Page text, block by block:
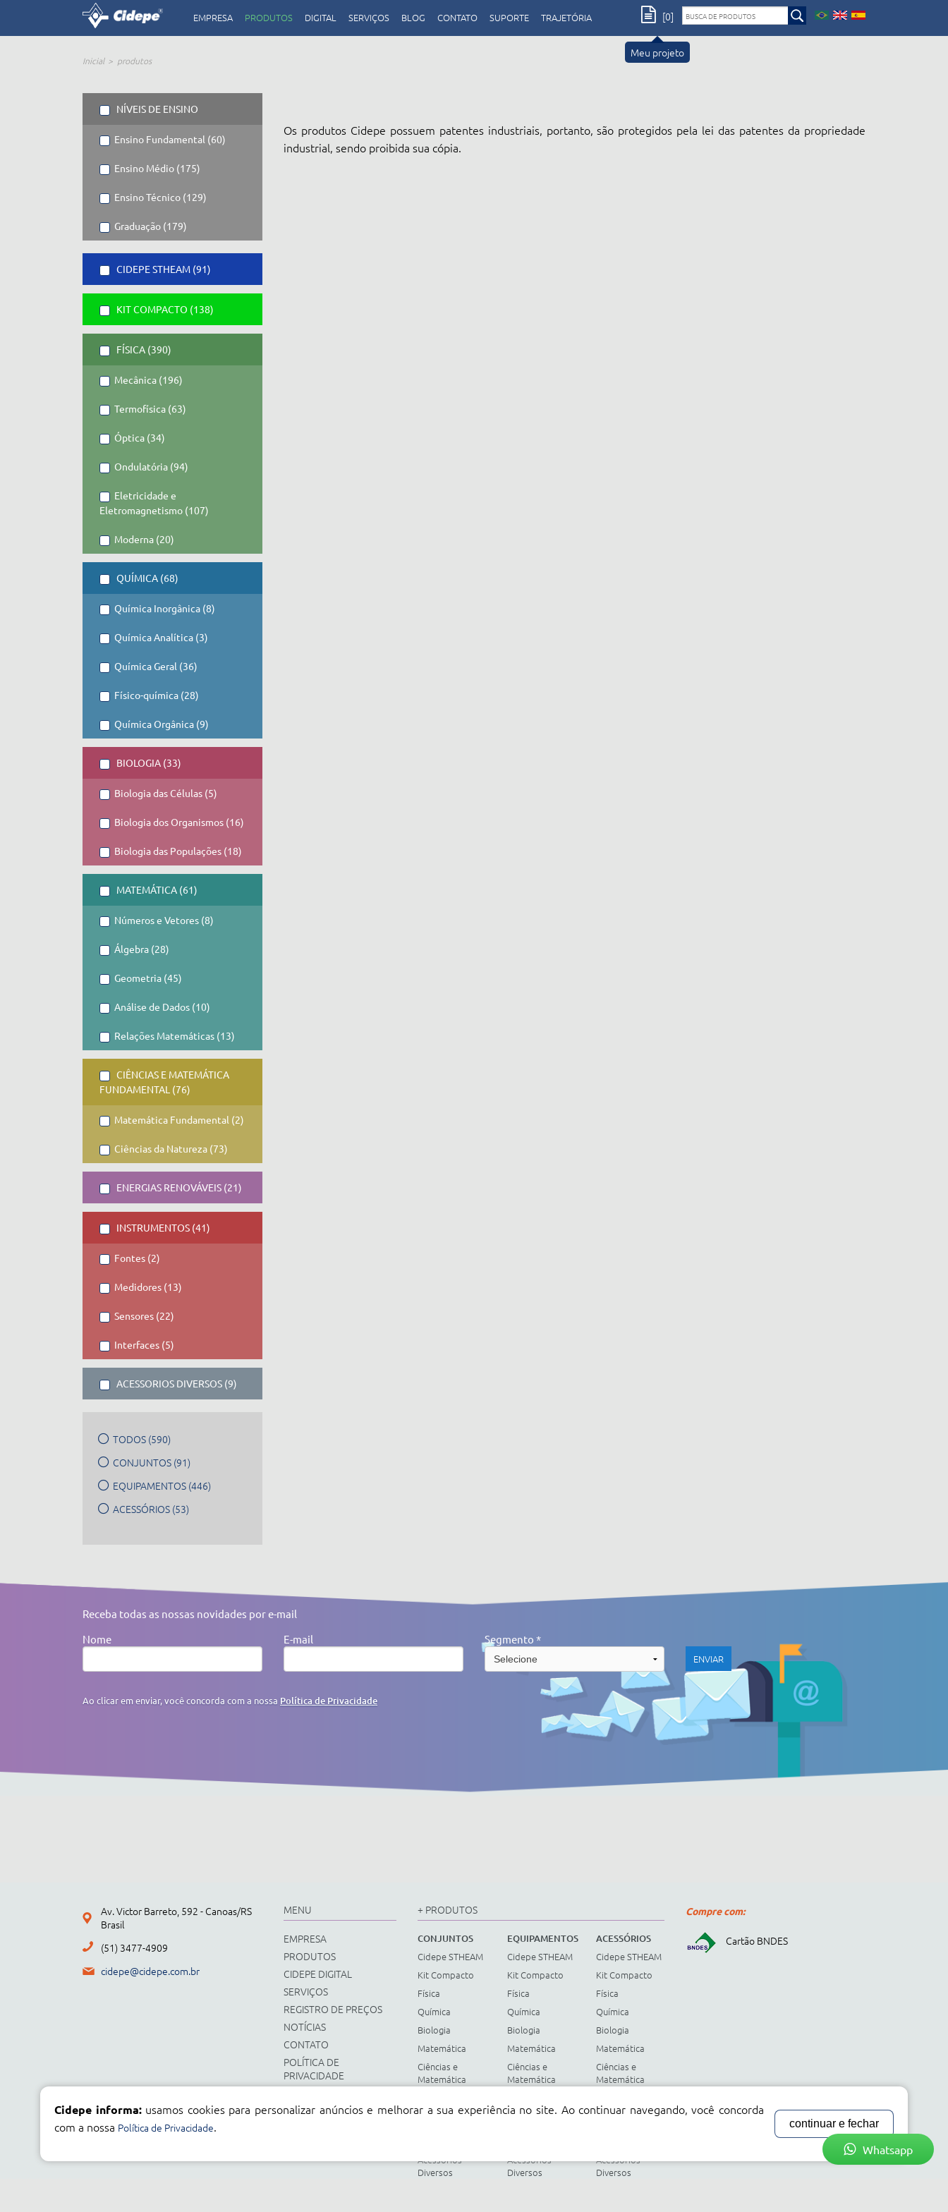
Whatsapp
EMPRESA PRODUTOS DIGITAL SERVIÇOS BLOG CONTATO SUPORTE TRAJETÓRIA
Meu projeto
[0]
Inicial produtos
NÍVEIS DE ENSINO
Ensino Fundamental (60)
Ensino Médio (175)
Ensino Técnico (129)
Graduação (179)
CIDEPE STHEAM (91)
KIT COMPACTO (138)
FÍSICA (390)
Mecânica (196)
Termofísica (63)
Óptica (34)
Ondulatória (94)
Eletricidade e
Eletromagnetismo (107)
Moderna (20)
QUÍMICA (68)
Química Inorgânica (8)
Química Analítica (3)
Química Geral (36)
Físico-química (28)
Química Orgânica (9)
BIOLOGIA (33)
Biologia das Células (5)
Biologia dos Organismos (16)
Biologia das Populações (18)
MATEMÁTICA (61)
Números e Vetores (8)
Álgebra (28)
Geometria (45)
Análise de Dados (10)
Relações Matemáticas (13)
CIÊNCIAS E MATEMÁTICA
FUNDAMENTAL (76)
Matemática Fundamental (2)
Ciências da Natureza (73)
ENERGIAS RENOVÁVEIS (21)
INSTRUMENTOS (41)
Fontes (2)
Medidores (13)
Sensores (22)
Interfaces (5)
ACESSORIOS DIVERSOS (9)
TODOS (590)
CONJUNTOS (91)
EQUIPAMENTOS (446)
ACESSÓRIOS (53)
Os produtos Cidepe possuem patentes industriais, portanto, são protegidos pela lei das patentes da propriedade
industrial, sendo proibida sua cópia.
Receba todas as nossas novidades por e-mail
Nome
E-mail Segmento *
Ao clicar em enviar, você concorda com a nossa Política de Privacidade
Av. Victor Barreto, 592 - Canoas/RS
Brasil
(51) 3477-4909
cidepe@cidepe.com.br
MENU
EMPRESA
PRODUTOS
CIDEPE DIGITAL
SERVIÇOS
REGISTRO DE PREÇOS
NOTÍCIAS
CONTATO
POLÍTICA DE
PRIVACIDADE
+ PRODUTOS
CONJUNTOS
Cidepe STHEAM
Kit Compacto
Física
Química
Biologia
Matemática
Ciências e
Matemática
Energias
Acessorios
Diversos
EQUIPAMENTOS
Cidepe STHEAM
Kit Compacto
Física
Química
Biologia
Matemática
Ciências e
Matemática
Energias
Acessorios
Diversos
ACESSÓRIOS
Cidepe STHEAM
Kit Compacto
Física
Química
Biologia
Matemática
Ciências e
Matemática
Energias
Acessorios
Diversos
Compre com:
Cartão BNDES
Cidepe informa:usamos cookies para personalizar anúncios e melhorar a sua experiência no site. Ao continuar navegando, você concorda
com a nossa Política de Privacidade. continuar e fechar